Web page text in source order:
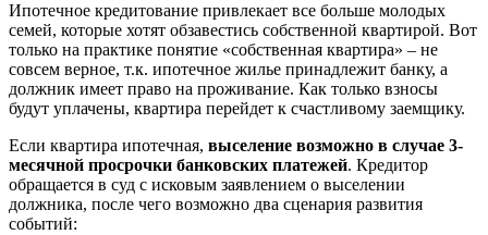
Ипотечное кредитование привлекает все больше молодых
семей, которые хотят обзавестись собственной квартирой. Вот
только на практике понятие «собственная квартира» – не
совсем верное, т.к. ипотечное жилье принадлежит банку, а
должник имеет право на проживание. Как только взносы
будут уплачены, квартира перейдет к счастливому заемщику.
Если квартира ипотечная, выселение возможно в случае 3-
месячной просрочки банковских платежей. Кредитор
обращается в суд с исковым заявлением о выселении
должника, после чего возможно два сценария развития
событий: